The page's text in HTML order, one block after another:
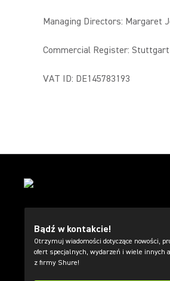
Managing Directors: Margaret
Commercial Register: Stuttgart
VAT ID: DE145783193
Bądź w kontakcie!
Otrzymuj wiadomości dotyczące nowości,
ofert specjalnych, wydarzeń i wiele innych
z firmy Shure!